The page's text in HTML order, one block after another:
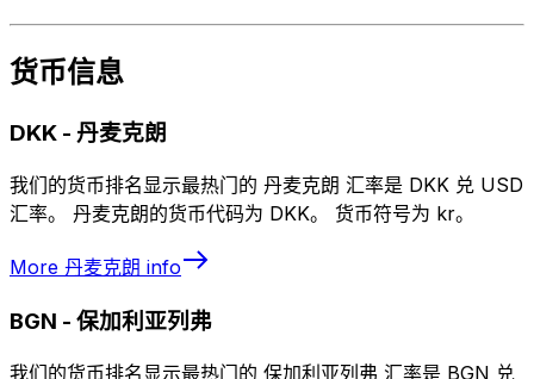
货币信息
DKK - 丹麦克朗
我们的货币排名显示最热门的 丹麦克朗 汇率是 DKK 兑 USD
汇率。 丹麦克朗的货币代码为 DKK。 货币符号为 kr。
More 丹麦克朗 info
BGN - 保加利亚列弗
我们的货币排名显示最热门的 保加利亚列弗 汇率是 BGN 兑